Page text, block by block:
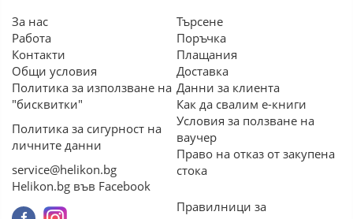
За нас
Работа
Контакти
Общи условия
Политика за използване на
"бисквитки"
Политика за сигурност на
личните данни
service@helikon.bg
Helikon.bg във Facebook
Търсене
Поръчка
Плащания
Доставка
Данни за клиента
Как да свалим е-книги
Условия за ползване на
ваучер
Право на отказ от закупена
стока
Правилници за